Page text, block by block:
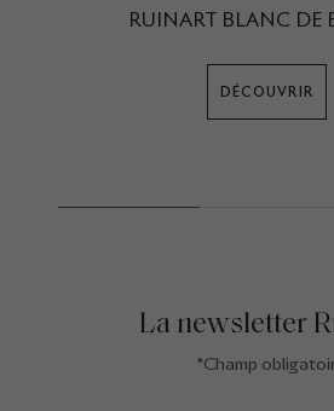
RUINART BLANC DE
DÉCOUVRIR
La newsletter
*Champ